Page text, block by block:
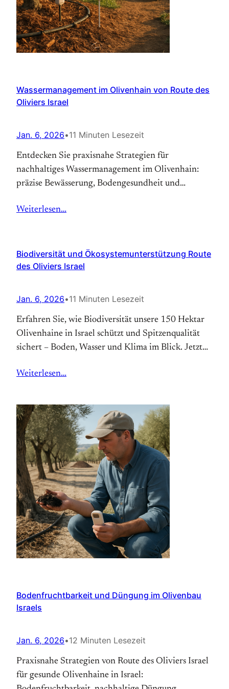
Wassermanagement im Olivenhain von Route des
Oliviers Israel
Jan. 6, 2026•11 Minuten Lesezeit
Entdecken Sie praxisnahe Strategien für
nachhaltiges Wassermanagement im Olivenhain:
präzise Bewässerung, Bodengesundheit und
saftige Erträge und hochwertiges Olivenöl.
Weiterlesen…
Biodiversität und Ökosystemunterstützung Route
des Oliviers Israel
Jan. 6, 2026•11 Minuten Lesezeit
Erfahren Sie, wie Biodiversität unsere 150 Hektar
Olivenhaine in Israel schützt und Spitzenqualität
sichert – Boden, Wasser und Klima im Blick. Jetzt
Weiterlesen…
Bodenfruchtbarkeit und Düngung im Olivenbau
Israels
Jan. 6, 2026•12 Minuten Lesezeit
Praxisnahe Strategien von Route des Oliviers Israel
für gesunde Olivenhaine in Israel: